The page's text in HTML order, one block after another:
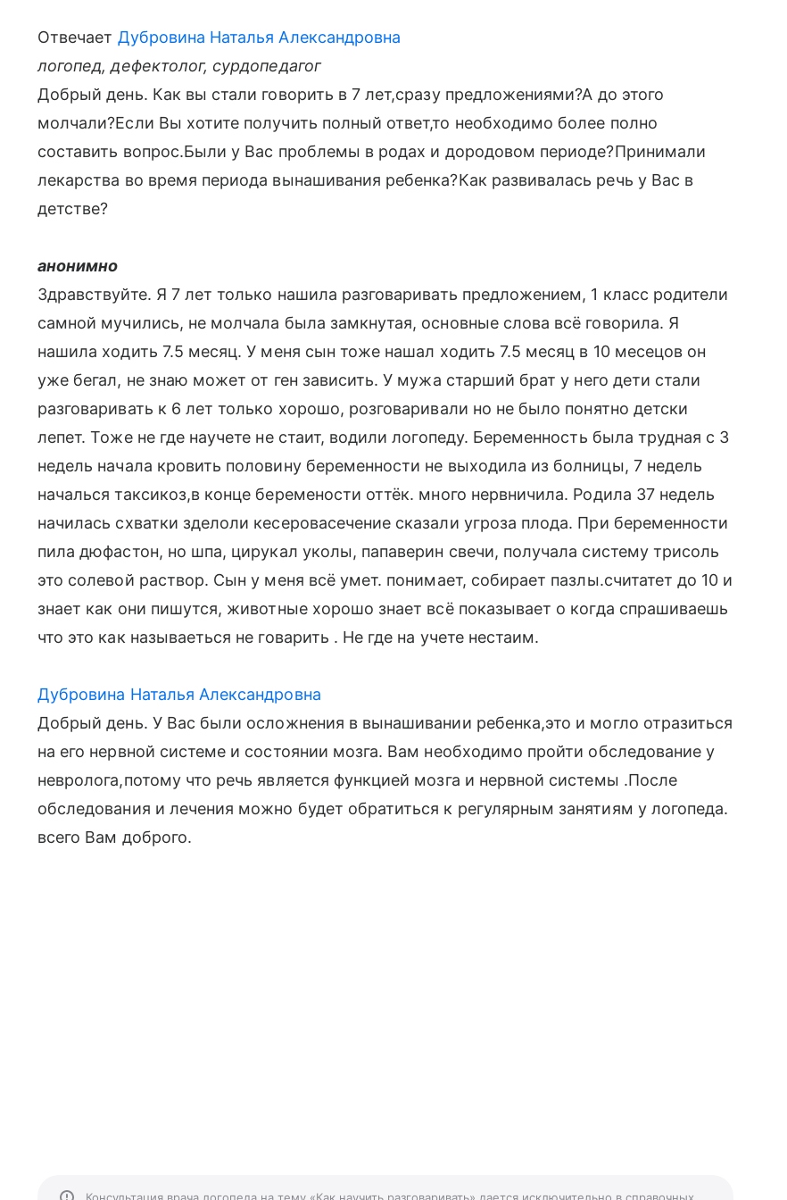
Отвечает Дубровина Наталья Александровна
логопед, дефектолог, сурдопедагог
Добрый день. Как вы стали говорить в 7 лет,сразу предложениями?А до этого
молчали?Если Вы хотите получить полный ответ,то необходимо более полно
составить вопрос.Были у Вас проблемы в родах и дородовом периоде?Принимали
лекарства во время периода вынашивания ребенка?Как развивалась речь у Вас в
детстве?
анонимно
Здравствуйте. Я 7 лет только нашила разговаривать предложением, 1 класс родители
самной мучились, не молчала была замкнутая, основные слова всё говорила. Я
нашила ходить 7.5 месяц. У меня сын тоже нашал ходить 7.5 месяц в 10 месецов он
уже бегал, не знаю может от ген зависить. У мужа старший брат у него дети стали
разговаривать к 6 лет только хорошо, розговаривали но не было понятно детски
лепет. Тоже не где научете не стаит, водили логопеду. Беременность была трудная с 3
недель начала кровить половину беременности не выходила из болницы, 7 недель
началься таксикоз,в конце беремености оттёк. много нервничила. Родила 37 недель
начилась схватки зделоли кесеровасечение сказали угроза плода. При беременности
пила дюфастон, но шпа, цирукал уколы, папаверин свечи, получала систему трисоль
это солевой раствор. Сын у меня всё умет. понимает, собирает пазлы.считатет до 10 и
знает как они пишутся, животные хорошо знает всё показывает о когда спрашиваешь
что это как называеться не говарить . Не где на учете нестаим.
Дубровина Наталья Александровна
Добрый день. У Вас были осложнения в вынашивании ребенка,это и могло отразиться
на его нервной системе и состоянии мозга. Вам необходимо пройти обследование у
невролога,потому что речь является функцией мозга и нервной системы .После
обследования и лечения можно будет обратиться к регулярным занятиям у логопеда.
всего Вам доброго.